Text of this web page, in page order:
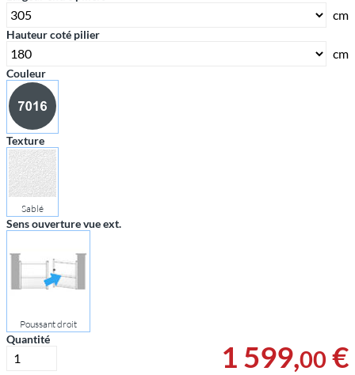
cm
Hauteur coté pilier
cm
Couleur
Texture
Sablé
Sens ouverture vue ext.
Poussant droit
Quantité
1 599,00 €